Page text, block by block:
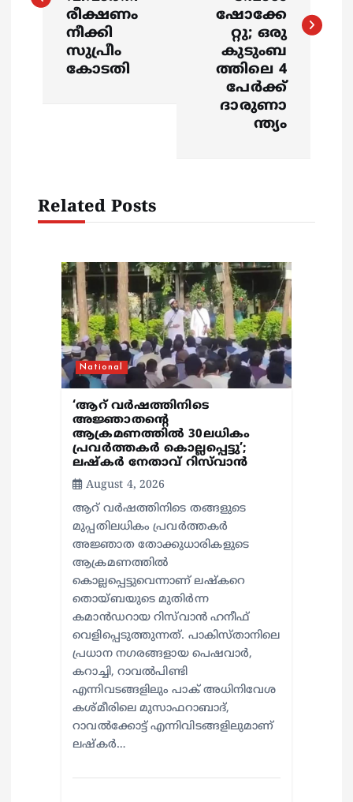
g
രീക്ഷണം
നീക്കി
സുപ്രീം
കോടതി
ഷോക്കേ
റ്റു; ഒരു
കുടുംബ
ത്തിലെ 4
പേർക്ക്
ദാരുണാ
ന്ത്യം
Related Posts
National
‘ആറ് വർഷത്തിനിടെ
അജ്ഞാതന്റെ
ആക്രമണത്തിൽ 30ലധികം
പ്രവർത്തകർ കൊല്ലപ്പെ‍ട്ടു’;
ലഷ്കർ നേതാവ് റിസ്‌വാൻ
August 4, 2026
ആറ് വർഷത്തിനിടെ തങ്ങളുടെ
മുപ്പതിലധികം പ്രവർത്തകർ
അജ്ഞാത തോക്കുധാരികളുടെ
ആക്രമണത്തിൽ
കൊല്ലപ്പെട്ടുവെന്നാണ് ലഷ്കറെ
തൊയ്ബയുടെ മുതിർന്ന
കമാൻഡറായ റിസ്‌വാൻ ഹനീഫ്
വെളിപ്പെടുത്തുന്നത്. പാകിസ്താനിലെ
പ്രധാന നഗരങ്ങളായ പെഷവാർ,
കറാച്ചി, റാവൽപിണ്ടി
എന്നിവടങ്ങളിലും പാക് അധിനിവേശ
കശ്മീരിലെ മുസാഫറാബാദ്,
റാവൽക്കോട്ട് എന്നിവിടങ്ങളിലുമാണ്
ലഷ്കർ…